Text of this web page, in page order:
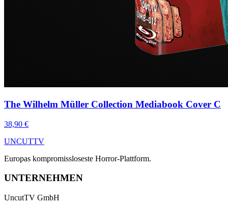
The Wilhelm Müller Collection Mediabook Cover C
38,90 €
UNCUTTV
Europas kompromissloseste Horror-Plattform.
UNTERNEHMEN
UncutTV GmbH